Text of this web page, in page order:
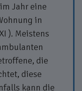
Jahr eine
in
). Meistens
die
diese
kann die